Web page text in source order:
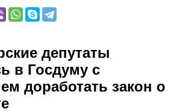
депутаты
в Госдуму с
доработать закон о